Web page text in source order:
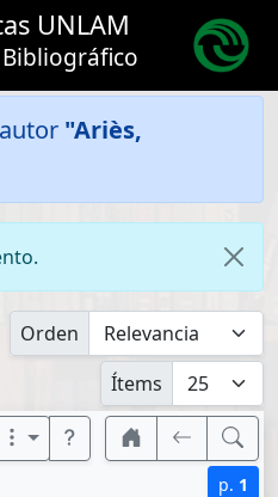
UNLAM
"Ariès,
Orden
Ítems
p. 1